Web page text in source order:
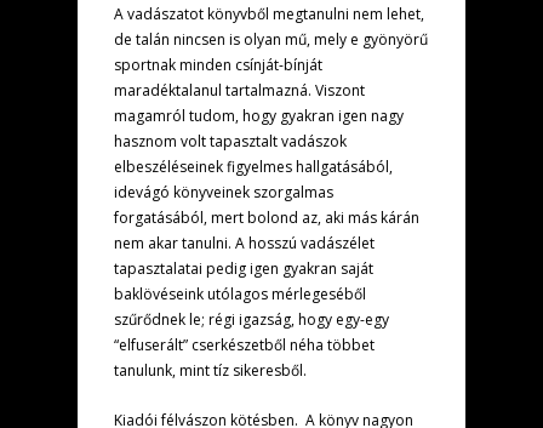
A vadászatot könyvből megtanulni nem lehet,
de talán nincsen is olyan mű, mely e gyönyörű
sportnak minden csínját-bínját
maradéktalanul tartalmazná. Viszont
magamról tudom, hogy gyakran igen nagy
hasznom volt tapasztalt vadászok
elbeszéléseinek figyelmes hallgatásából,
idevágó könyveinek szorgalmas
forgatásából, mert bolond az, aki más kárán
nem akar tanulni. A hosszú vadászélet
tapasztalatai pedig igen gyakran saját
baklövéseink utólagos mérlegeséből
szűrődnek le; régi igazság, hogy egy-egy
“elfuserált” cserkészetből néha többet
tanulunk, mint tíz sikeresből.
Kiadói félvászon kötésben. A könyv nagyon